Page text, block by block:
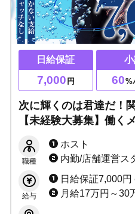
日給保証
7,000 円 60%
次に輝くのは君達だ！
【未経験大募集】働く
職種
ホスト
内勤/店舗運営ス
給与
日給保証7,000
月給17万円～30万